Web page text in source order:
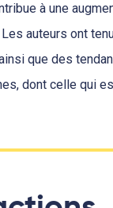
à une
auteurs ont
que des
dont celle qui